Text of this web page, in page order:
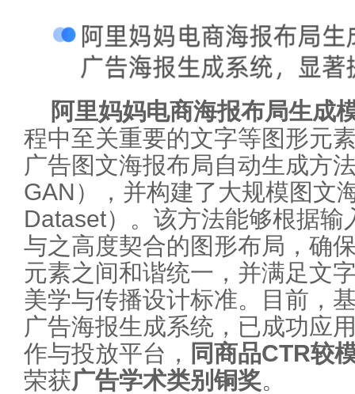
阿里妈妈电商海报布局生成
程中至关重要的文字等图形元
广告图文海报布局自动生成方
GAN），并构建了大规模图文
Dataset）。该方法能够根据
与之高度契合的图形布局，确
元素之间和谐统一，并满足文
美学与传播设计标准。目前，
广告海报生成系统，已成功应
作与投放平台， 同商品CTR较
荣获广告学术类别铜奖。